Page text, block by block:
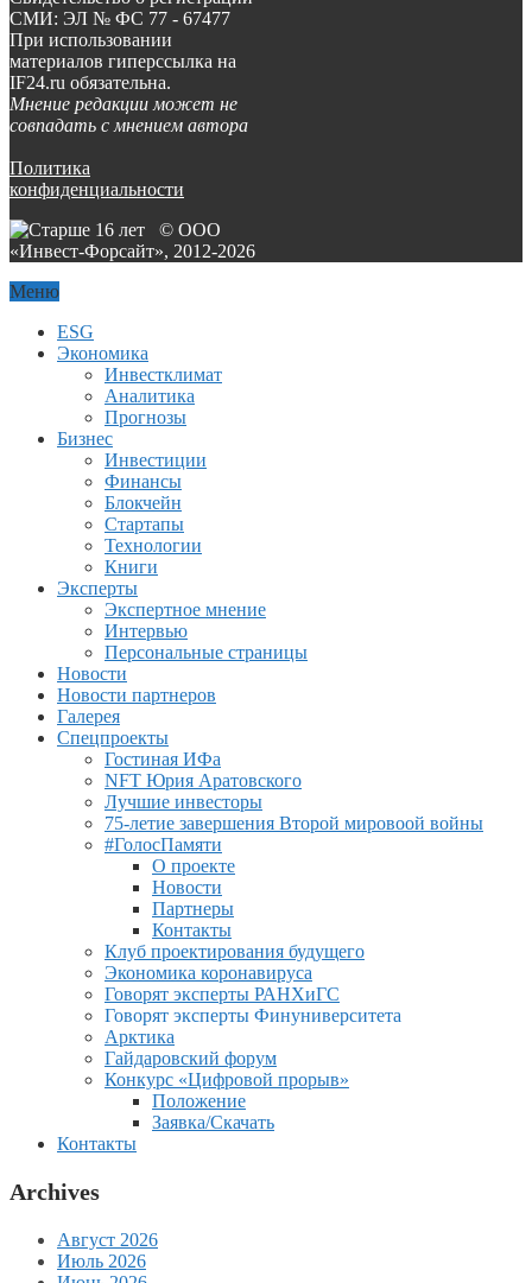
СМИ: ЭЛ № ФС 77 - 67477
При использовании
материалов гиперссылка на
IF24.ru обязательна.
Мнение редакции может не
совпадать с мнением автора
Политика
конфиденциальности
© ООО
«Инвест-Форсайт», 2012-2026
Меню
ESG
Экономика
Инвестклимат
Аналитика
Прогнозы
Бизнес
Инвестиции
Финансы
Блокчейн
Стартапы
Технологии
Книги
Эксперты
Экспертное мнение
Интервью
Персональные страницы
Новости
Новости партнеров
Галерея
Спецпроекты
Гостиная ИФа
NFT Юрия Аратовского
Лучшие инвесторы
75-летие завершения Второй мировоой войны
#ГолосПамяти
О проекте
Новости
Партнеры
Контакты
Клуб проектирования будущего
Экономика коронавируса
Говорят эксперты РАНХиГС
Говорят эксперты Финуниверситета
Арктика
Гайдаровский форум
Конкурс «Цифровой прорыв»
Положение
Заявка/Скачать
Контакты
Archives
Август 2026
Июль 2026